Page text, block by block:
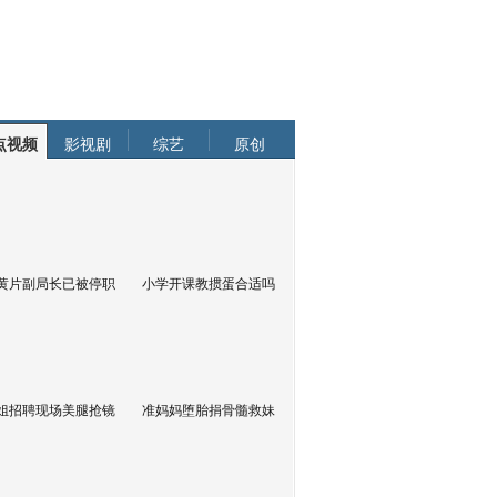
视频 影视剧 综艺 原创
片副局长已被停职 小学开课教掼蛋合适吗
招聘现场美腿抢镜 准妈妈堕胎捐骨髓救妹